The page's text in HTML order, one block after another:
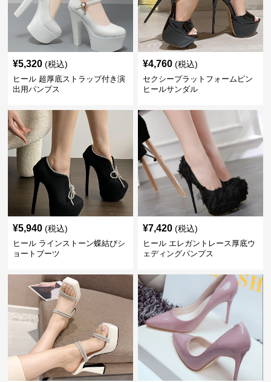
¥5,320 (税込)
ヒール 超厚底ストラップ付き演
出用パンプス
¥4,760 (税込)
セクシープラットフォームピン
ヒールサンダル
¥5,940 (税込)
ヒール ラインストーン蝶結びシ
ョートブーツ
¥7,420 (税込)
ヒール エレガントレース厚底ウ
ェディングパンプス